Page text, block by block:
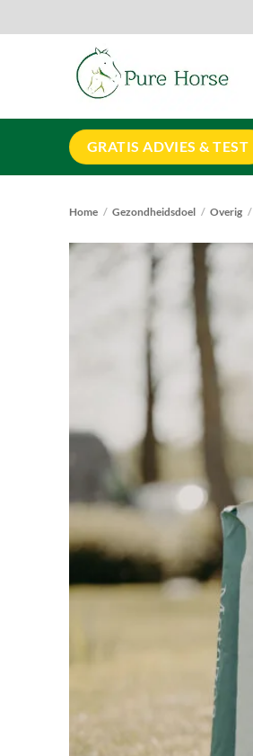
naar
GRATIS ADVIES & TEST
Home / Gezondheidsdoel / Overig /